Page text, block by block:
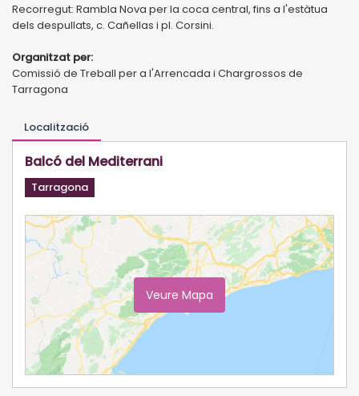
Recorregut: Rambla Nova per la coca central, fins a l'estàtua
dels despullats, c. Cañellas i pl. Corsini.
Organitzat per:
Comissió de Treball per a l'Arrencada i Chargrossos de
Tarragona
Localització
Balcó del Mediterrani
Tarragona
Veure Mapa